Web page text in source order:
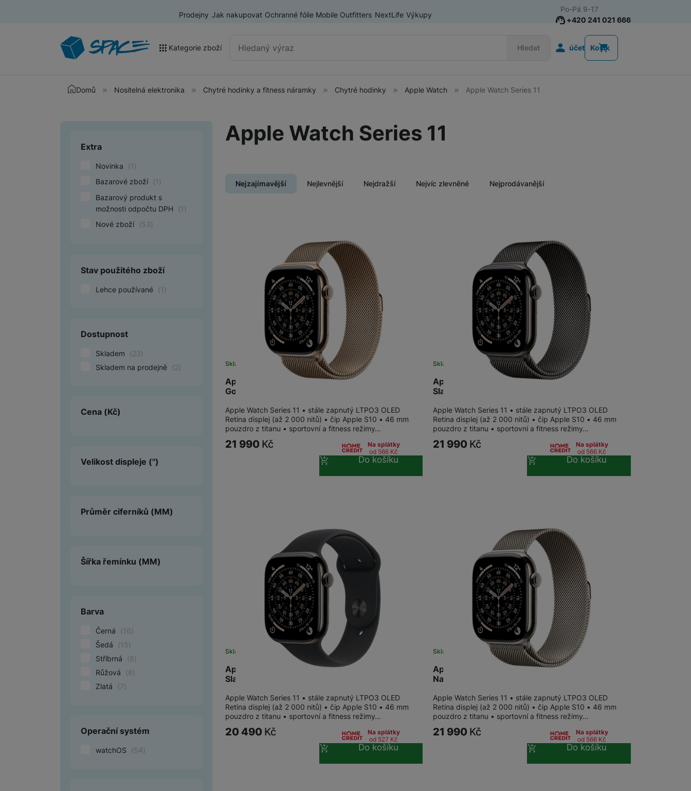
Prodejny Jak nakupovat Ochranné fólie Mobile Outfitters NextLife Výkupy
Vyhledávání Hledat
Kategorie zboží
Akce a výprodej
Chytré hodinky a fitness
Fitness náramky
Televize
Audio
Tablety
Foto
Ventilátory
Počítače a notebooky
Péče o zdraví a tělo
Příslušenství
Dárkové poukázky iSpace
+420 241 021 666
Po-Pá 9-17
Uživatelská
účet Košík
Domů Nositelná elektronika Chytré hodinky a fitness náramky Chytré hodinky Apple Watch Apple Watch Series 11
Apple Watch Series 11
Nejzajímavější Nejlevnější Nejdražší Nejvíc zlevněné Nejprodávanější
Upřesnit parametry
Extra
Novinka (1 )
Bazarové zboží (1 )
Bazarový produkt s
možnosti odpočtu DPH
(1 )
Nové zboží (53)
Stav použitého zboží
Lehce používané (1 )
Dostupnost
Skladem (23)
Skladem na prodejně
(2)
Cena (Kč)
Velikost displeje (")
Průměr ciferníků (MM)
Šířka řemínku (MM)
Barva
Černá (16)
Šedá
(15)
Stříbrná
(8)
Růžová
(8)
Zlatá
(7)
Operační systém
watchOS (54)
Apple Watch Series 11 GPS + Cellular 46mm
Gold…
Skladem
Apple Watch Series 11 • stále zapnutý LTPO3 OLED
Retina displej (až 2 000 nitů) • čip Apple S10 • 46 mm
pouzdro z titanu • sportovní a fitness režimy…
21 990 Kč
Na splátky
od 566 Kč
Do košíku
Apple Watch Series 11 GPS + Cellular 46mm
Slate…
Skladem
Apple Watch Series 11 • stále zapnutý LTPO3 OLED
Retina displej (až 2 000 nitů) • čip Apple S10 • 46 mm
pouzdro z titanu • sportovní a fitness režimy…
21 990 Kč
Na splátky
od 566 Kč
Do košíku
Apple Watch Series 11 GPS + Cellular 46mm
Slate…
Skladem
Apple Watch Series 11 • stále zapnutý LTPO3 OLED
Retina displej (až 2 000 nitů) • čip Apple S10 • 46 mm
pouzdro z titanu • sportovní a fitness režimy…
20 490 Kč
Na splátky
od 527 Kč
Do košíku
Apple Watch Series 11 GPS + Cellular 46mm
Natural…
Skladem
Apple Watch Series 11 • stále zapnutý LTPO3 OLED
Retina displej (až 2 000 nitů) • čip Apple S10 • 46 mm
pouzdro z titanu • sportovní a fitness režimy…
21 990 Kč
Na splátky
od 566 Kč
Do košíku